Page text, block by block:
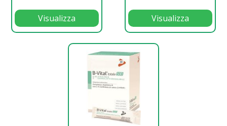
Visualizza Visualizza